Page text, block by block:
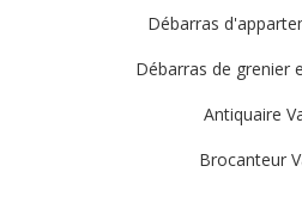
Débarras
Débarras de grenier
Antiquaire
Brocanteur